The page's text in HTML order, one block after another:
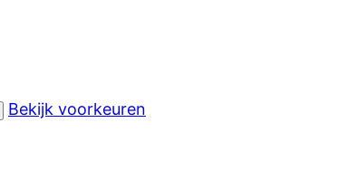
Bekijk voorkeuren